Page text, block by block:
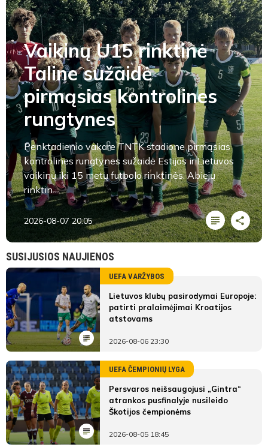
Vaikinų U15 rinktinė
Taline sužaidė
pirmąsias kontrolines
rungtynes
Penktadienio vakare TNTK stadione pirmąsias
kontrolines rungtynes sužaidė Estijos ir Lietuvos
vaikinų iki 15 metų futbolo rinktinės. Abiejų
rinktin...
2026-08-07 20:05
SUSIJUSIOS NAUJIENOS
UEFA VARŽYBOS
Lietuvos klubų pasirodymai Europoje:
patirti pralaimėjimai Kroatijos
atstovams
2026-08-06 23:30
UEFA ČEMPIONIŲ LYGA
Persvaros neišsaugojusi „Gintra“
atrankos pusfinalyje nusileido
Škotijos čempionėms
2026-08-05 18:45